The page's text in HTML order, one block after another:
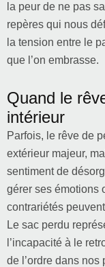
la peur de ne pas
repères qui nous
la tension entre le
que l’on embrasse.
Quand le
intérieur
Parfois, le rêve de
extérieur majeur,
sentiment de
gérer ses émotions
contrariétés
Le sac perdu
l’incapacité à le
de l’ordre dans nos